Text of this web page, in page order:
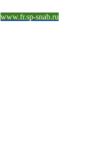
www.fr.sp-snab.ru